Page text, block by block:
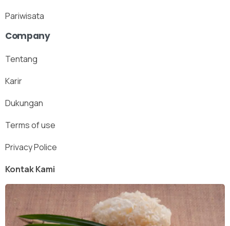
Pariwisata
Company
Tentang
Karir
Dukungan
Terms of use
Privacy Police
Kontak Kami